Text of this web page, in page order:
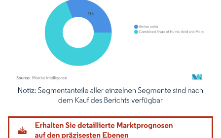
Bild © Mordor Intelligence. Wiederverwendung erfordert Namensnennung